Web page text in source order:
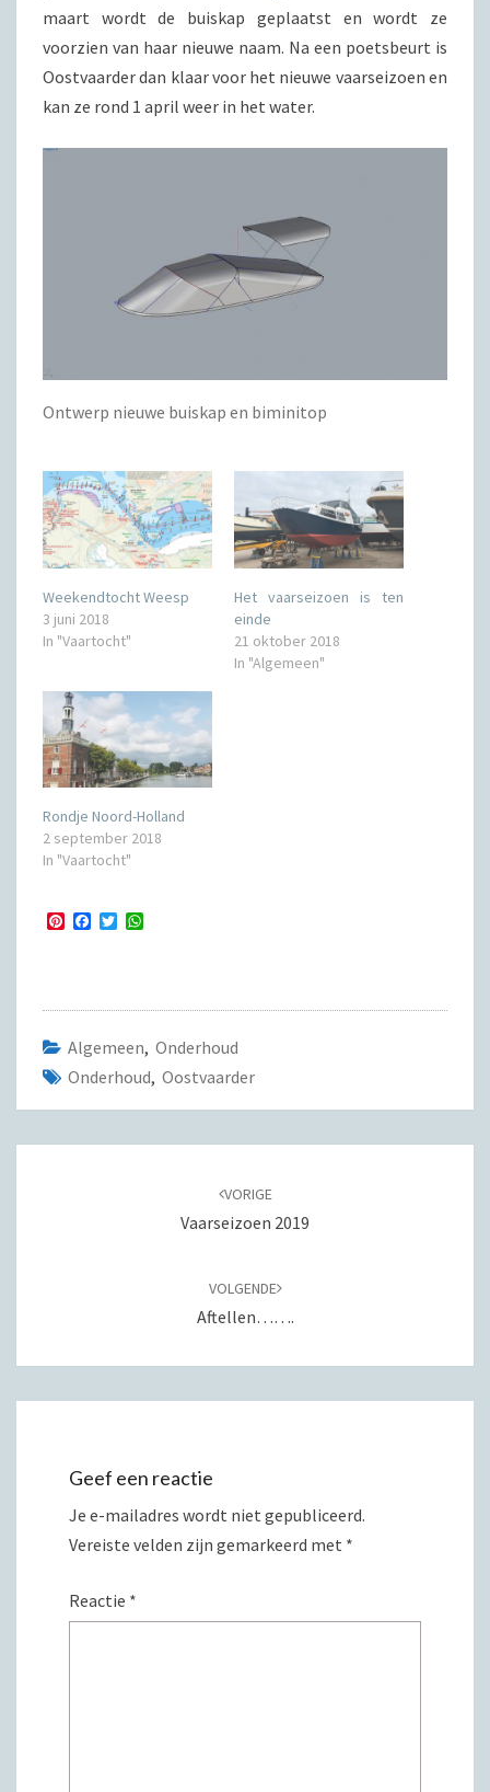
maart wordt de buiskap geplaatst en wordt ze
voorzien van haar nieuwe naam. Na een poetsbeurt is
Oostvaarder dan klaar voor het nieuwe vaarseizoen en
kan ze rond 1 april weer in het water.
Ontwerp nieuwe buiskap en biminitop
Weekendtocht Weesp
3 juni 2018
In "Vaartocht"
Het vaarseizoen is ten
einde
21 oktober 2018
In "Algemeen"
Rondje Noord-Holland
2 september 2018
In "Vaartocht"
P
r
s
o
k
T
e
A
Algemeen, Onderhoud
Onderhoud, Oostvaarder
VORIGE
Vaarseizoen 2019
VOLGENDE
Aftellen…….
Geef een reactie
Je e-mailadres wordt niet gepubliceerd.
Vereiste velden zijn gemarkeerd met *
Reactie *